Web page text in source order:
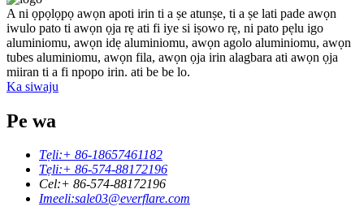
A ni ọpọlọpọ awọn apoti irin ti a ṣe atunṣe, ti a ṣe lati pade awọn
iwulo pato ti awọn ọja rẹ ati fi iye si iṣowo rẹ, ni pato pẹlu igo
aluminiomu, awọn idẹ aluminiomu, awọn agolo aluminiomu, awọn
tubes aluminiomu, awọn fila, awọn ọja irin alagbara ati awọn ọja
miiran ti a fi npopo irin. ati be be lo.
Ka siwaju
Pe wa
Tẹli:+ 86-18657461182
Tẹli:+ 86-574-88172196
Cel:+ 86-574-88172196
Imeeli:sale03@everflare.com